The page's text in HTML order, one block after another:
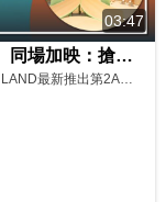
03:47
屯門NOVO LAND最新 2A期示位曝光！ 同場加映：搶先實地參觀屋苑會所 影片來源: FINANCE 730
新鴻基地產精心策劃，屯門最大規模住宅項目NOVO LAND最新推出第2A期，由3座住宅大樓組成，共提供 929個住宅單位。今期發展商設有不同間隔的示範單位，包括開放式至三房戶型。今日一次過帶大家睇勻第3座無改動2房及3房示範單位，實用面積分別為464及692平方呎，整體而言單位佈局方正，收納空間充裕，貼心實用，進一步展示項目驕人優勢。 配合NOVO LAND第1A期及第1B期現樓入伙，會所同...